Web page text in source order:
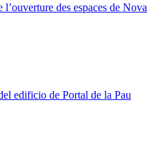
des espaces de Nova
edificio de Portal de la Pau